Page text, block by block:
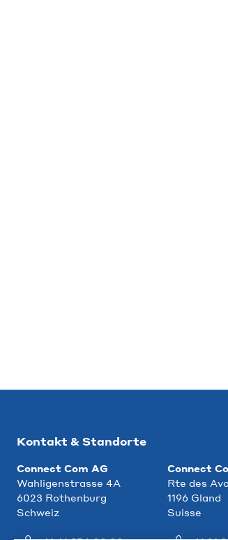
Kontakt & Standorte
Connect Com AG
Wahligenstrasse 4A
6023 Rothenburg
Schweiz
Connect
Rte des
1196 Gland
Suisse